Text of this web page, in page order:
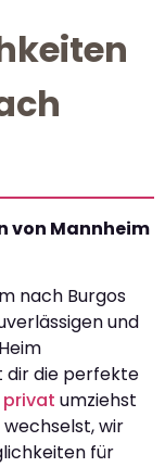
von Mannheim
nach Burgos
und
dir die perfekte
privat umziehst
wir
für